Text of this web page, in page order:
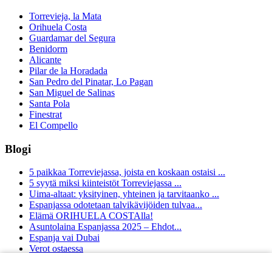
Torrevieja, la Mata
Orihuela Costa
Guardamar del Segura
Benidorm
Alicante
Pilar de la Horadada
San Pedro del Pinatar, Lo Pagan
San Miguel de Salinas
Santa Pola
Finestrat
El Compello
Blogi
5 paikkaa Torreviejassa, joista en koskaan ostaisi ...
5 syytä miksi kiinteistöt Torreviejassa ...
Uima-altaat: yksityinen, yhteinen ja tarvitaanko ...
Espanjassa odotetaan talvikävijöiden tulvaa...
Elämä ORIHUELA COSTAlla!
Asuntolaina Espanjassa 2025 – Ehdot...
Espanja vai Dubai
Verot ostaessa